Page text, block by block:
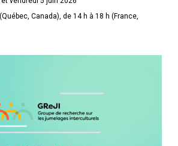
Canada), de 14 h à 18 h (France,